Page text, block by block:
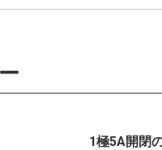
1極5A開閉